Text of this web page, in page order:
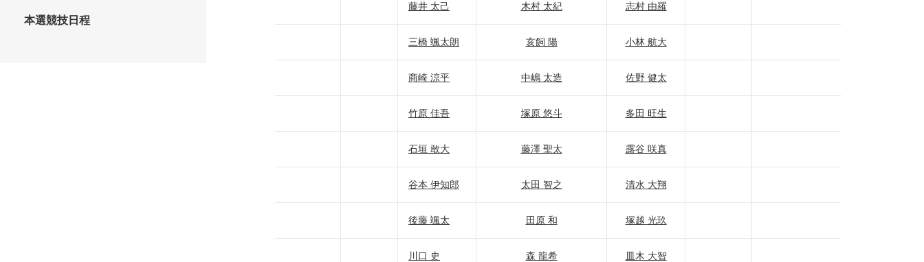
藤井 太己 木村 太紀 志村 由羅
三橋 颯太朗 亥飼 陽 小林 航大
商崎 涼平 中嶋 太造 佐野 健太
竹原 佳吾 塚原 悠斗 多田 旺生
石垣 敢大 藤澤 聖太 露谷 咲真
谷本 伊知郎 太田 智之 清水 大翔
後藤 颯太 田原 和 塚越 光玖
川口 史 森 龍希 皿木 大智
本選競技日程